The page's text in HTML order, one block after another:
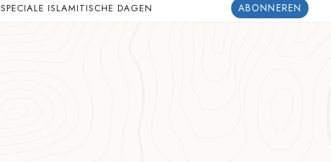
SPECIALE ISLAMITISCHE DAGEN ABONNEREN